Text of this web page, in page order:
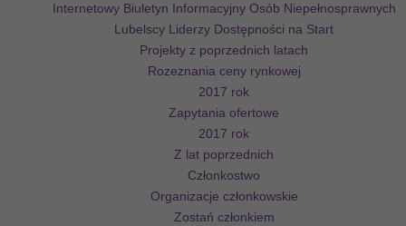
Internetowy Biuletyn Informacyjny Osób Niepełnosprawnych
Lubelscy Liderzy Dostępności na Start
Projekty z poprzednich latach
Rozeznania ceny rynkowej
2017 rok
Zapytania ofertowe
2017 rok
Z lat poprzednich
Członkostwo
Organizacje członkowskie
Zostań członkiem